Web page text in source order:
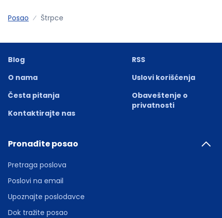
Posao Štrpce
Blog
O nama
Česta pitanja
Kontaktirajte nas
RSS
Uslovi korišćenja
Obaveštenje o
privatnosti
Pronađite posao
Pretraga poslova
Poslovi na email
Upoznajte poslodavce
Dok tražite posao